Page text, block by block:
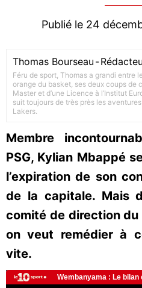
Publié le 24
Thomas Bourseau -
Féru de sport, Thomas a grandi entre
orange du basket, ses deux coups de
Master et d’une Licence à l’Institut
suit toujours de très près les
Lakers.
Membre
PSG, Kylian Mbappé
l’expiration de son
de la capitale. Mais
comité de direction du
on veut remédier à
vite.